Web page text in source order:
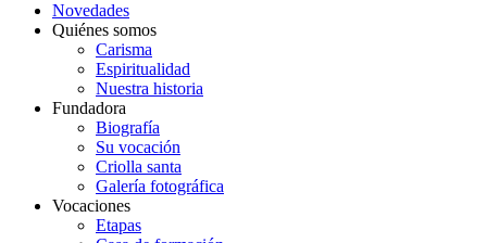
Novedades
Quiénes somos
Carisma
Espiritualidad
Nuestra historia
Fundadora
Biografía
Su vocación
Criolla santa
Galería fotográfica
Vocaciones
Etapas